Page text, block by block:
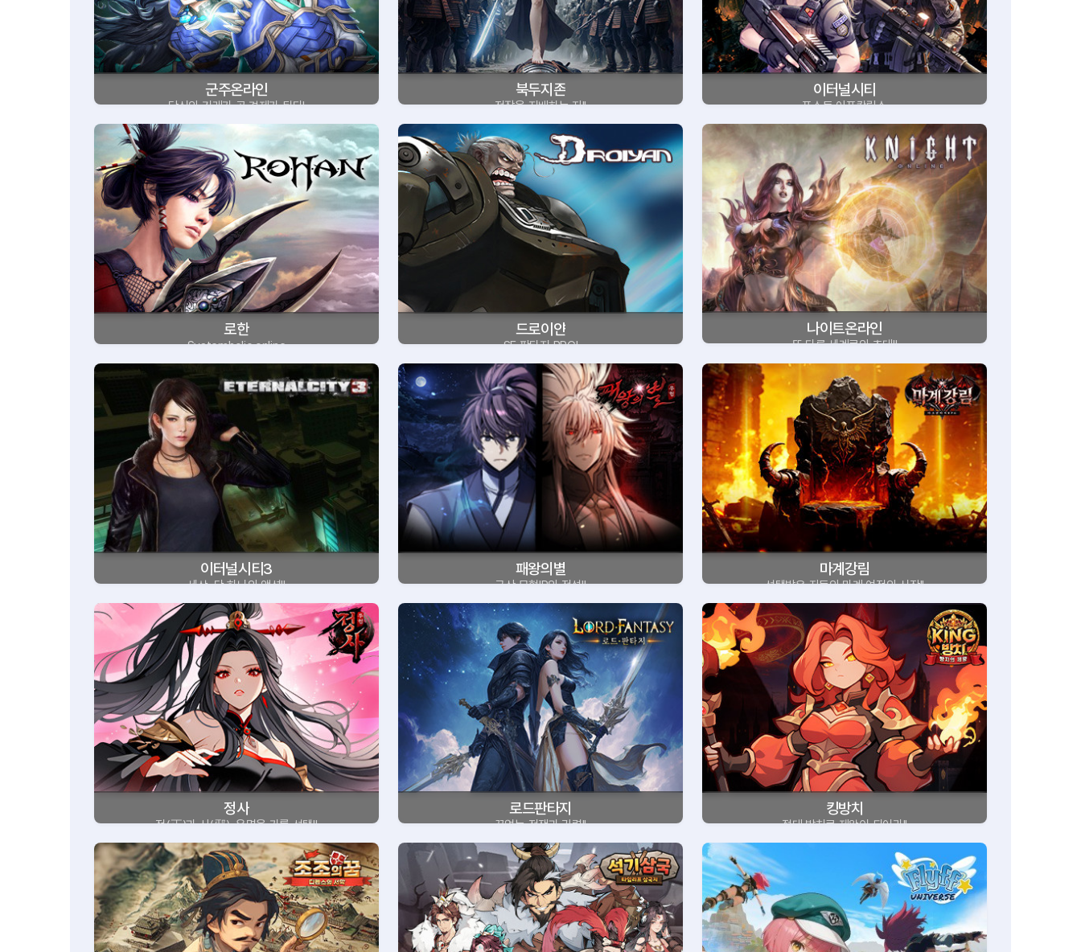
군주온라인
당신의 거래가 곧 경제가 된다!
북두지존
전장을 지배하는 자!!
이터널시티
포스트 아포칼립스
로한
Systemholic online
드로이얀
SF 판타지 RPG!
나이트온라인
또 다른 세계로의 초대!!
이터널시티3
세상, 단 하나의 액션!!
패왕의별
국산 무협IP의 전설!!
마계강림
선택받은 자들의 마계 여정의 시작!!
정사
정(正)과 사(邪), 운명을 가를 선택!!
로드판타지
끝없는 전쟁과 권력!!
킹방치
절대 방치로 제왕이 되어라!!